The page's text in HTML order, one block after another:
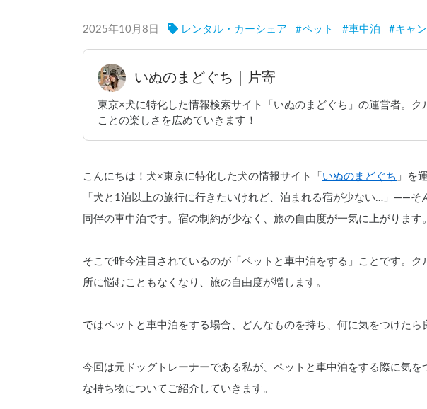
2025年10月8日 レンタル・カーシェア #ペット #車中泊 #キャ
いぬのまどぐち｜片寄
東京×犬に特化した情報検索サイト「いぬのまどぐち」の運営者。ク
ことの楽しさを広めていきます！
こんにちは！犬×東京に特化した犬の情報サイト「 いぬのまどぐち 」を
「犬と1泊以上の旅行に行きたいけれど、泊まれる宿が少ない…」——そ
同伴の車中泊です。宿の制約が少なく、旅の自由度が一気に上がります。
そこで昨今注目されているのが「ペットと車中泊をする」ことです。
所に悩むこともなくなり、旅の自由度が増します。
ではペットと車中泊をする場合、どんなものを持ち、何に気をつけたら
今回は元ドッグトレーナーである私が、ペットと車中泊をする際に気を
な持ち物についてご紹介していきます。